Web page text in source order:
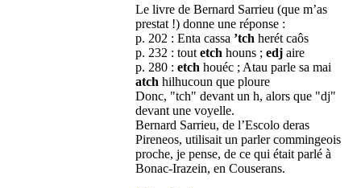
Le livre de Bernard Sarrieu (que m’as
prestat !) donne une réponse :
p. 202 : Enta cassa ’tch herét caôs
p. 232 : tout etch houns ; edj aire
p. 280 : etch houéc ; Atau parle sa mai
atch hilhucoun que ploure
Donc, "tch" devant un h, alors que "dj"
devant une voyelle.
Bernard Sarrieu, de l’Escolo deras
Pireneos, utilisait un parler commingeois
proche, je pense, de ce qui était parlé à
Bonac-Irazein, en Couserans.